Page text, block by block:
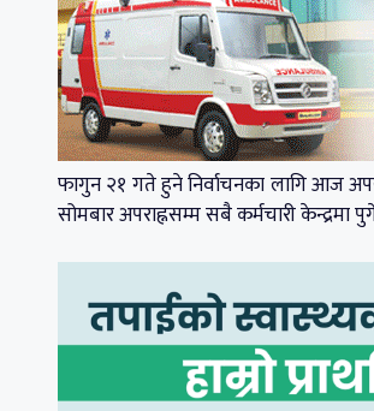
फागुन २१ गते हुने निर्वाचनका लागि आज
सोमबार अपराह्नसम्म सबै कर्मचारी केन्द्रमा